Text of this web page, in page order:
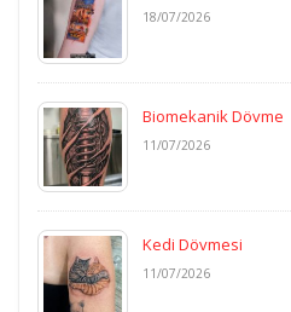
18/07/2026
Biomekanik Dövme
11/07/2026
Kedi Dövmesi
11/07/2026